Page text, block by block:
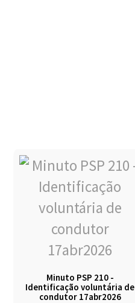
Minuto PSP 210 -
Identificação voluntária de
condutor 17abr2026